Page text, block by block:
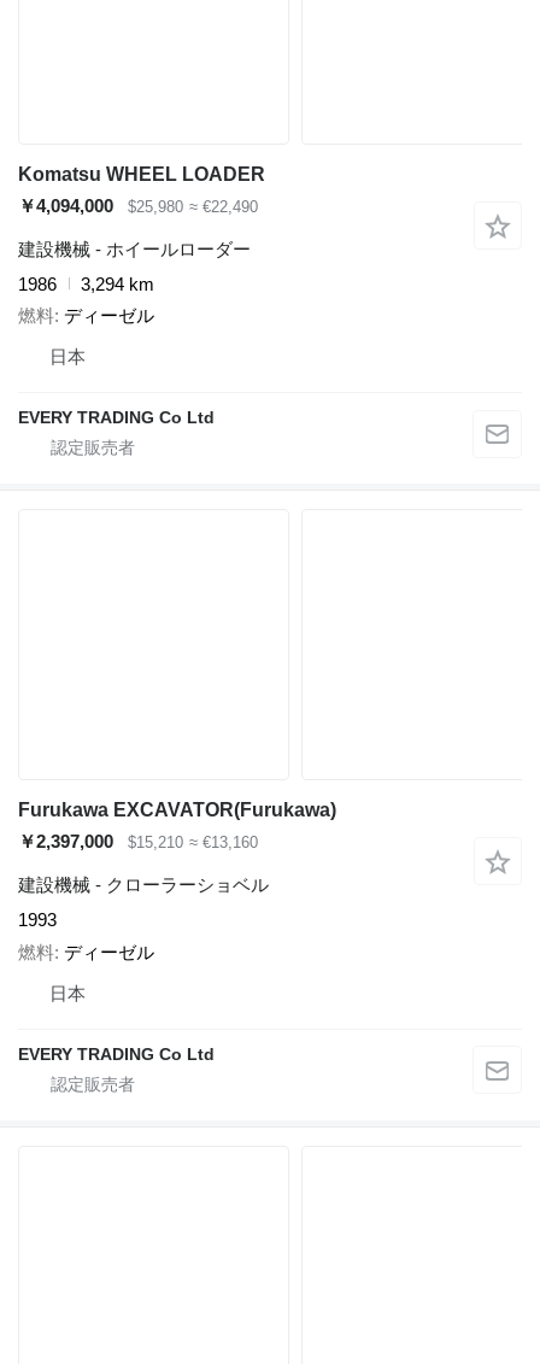
Komatsu WHEEL LOADER
￥4,094,000
$25,980 ≈ €22,490
建設機械 - ホイールローダー
1986
3,294 km
燃料 ディーゼル
日本
EVERY TRADING Co Ltd
Furukawa EXCAVATOR(Furukawa)
￥2,397,000
$15,210 ≈ €13,160
建設機械 - クローラーショベル
1993
燃料 ディーゼル
日本
EVERY TRADING Co Ltd